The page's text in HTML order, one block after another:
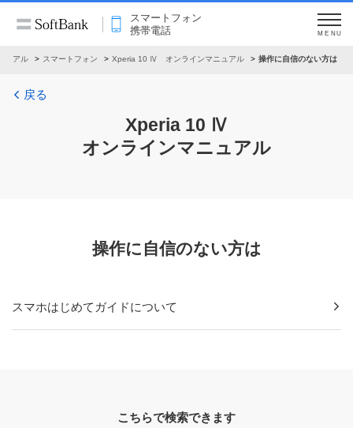
スマートフォン
携帯電話
MENU
ュアル スマートフォン Xperia 10 Ⅳ オンラインマニュアル 操作に自信のない方は
戻る
Xperia 10 Ⅳ
オンラインマニュアル
操作に自信のない方は
スマホはじめてガイドについて
こちらで検索できます